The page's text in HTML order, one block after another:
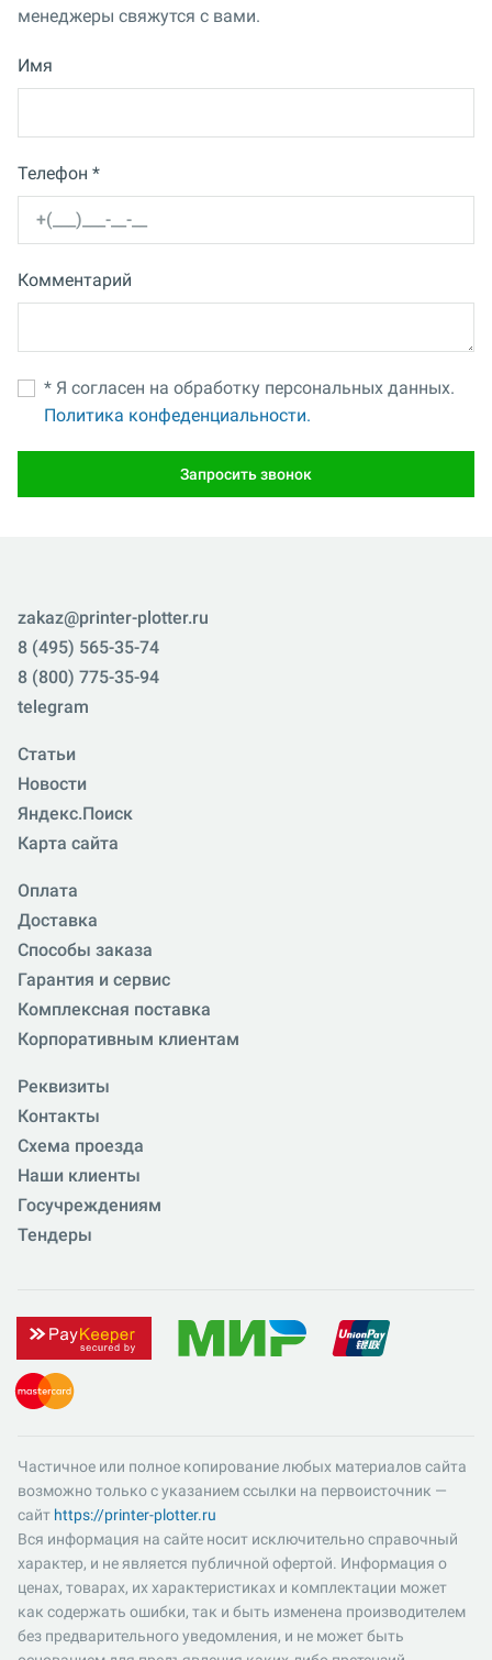
менеджеры свяжутся с вами.
Имя
Телефон *
Комментарий
* Я согласен на обработку персональных данных.
Политика конфеденциальности.
Запросить звонок
zakaz@printer-plotter.ru
8 (495) 565-35-74
8 (800) 775-35-94
telegram
Статьи
Новости
Яндекс.Поиск
Карта сайта
Оплата
Доставка
Способы заказа
Гарантия и сервис
Комплексная поставка
Корпоративным клиентам
Реквизиты
Контакты
Схема проезда
Наши клиенты
Госучреждениям
Тендеры
Частичное или полное копирование любых материалов сайта
возможно только с указанием ссылки на первоисточник —
сайт https://printer-plotter.ru
Вся информация на сайте носит исключительно справочный
характер, и не является публичной офертой. Информация о
ценах, товарах, их характеристиках и комплектации может
как содержать ошибки, так и быть изменена производителем
без предварительного уведомления, и не может быть